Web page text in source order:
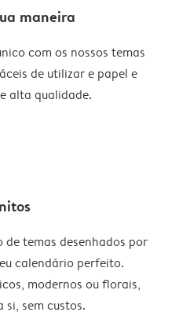
maneira
com os nossos temas
de utilizar e papel e
alta qualidade.
temas desenhados por
calendário perfeito.
modernos ou florais,
sem custos.